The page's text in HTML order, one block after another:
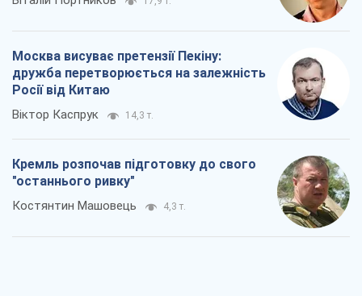
Москва висуває претензії Пекіну:
дружба перетворюється на залежність
Росії від Китаю
Віктор Каспрук 14,3 т.
Кремль розпочав підготовку до свого
"останнього ривку"
Костянтин Машовець 4,3 т.